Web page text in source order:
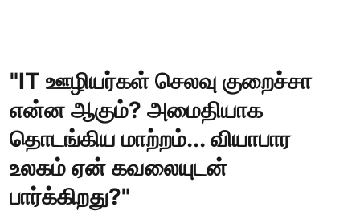
"IT ஊழியர்கள் செலவு குறைச்சா
என்ன ஆகும்? அமைதியாக
தொடங்கிய மாற்றம்... வியாபார
உலகம் ஏன் கவலையுடன்
பார்க்கிறது?"